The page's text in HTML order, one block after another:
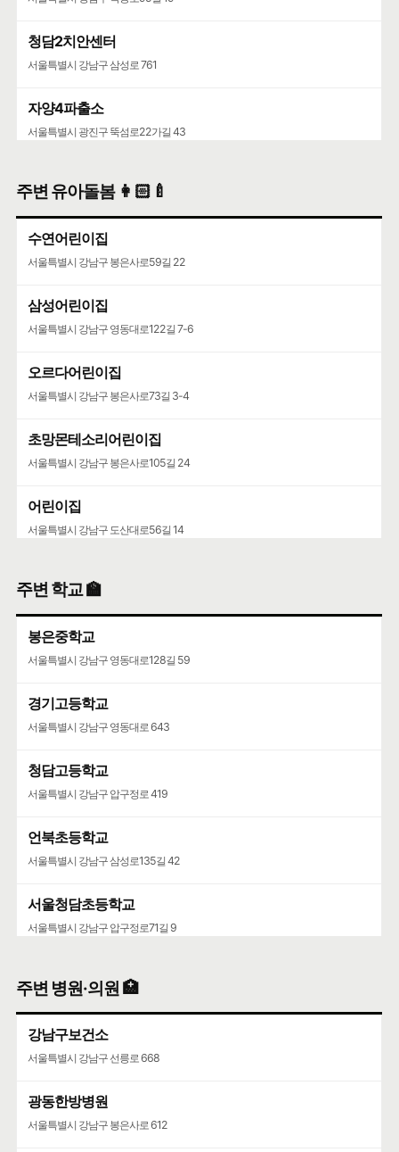
청담2치안센터
서울특별시 강남구 삼성로 761
자양4파출소
서울특별시 광진구 뚝섬로22가길 43
주변 유아돌봄 👩🏻‍🍼
수연어린이집
서울특별시 강남구 봉은사로59길 22
삼성어린이집
서울특별시 강남구 영동대로122길 7-6
오르다어린이집
서울특별시 강남구 봉은사로73길 3-4
초망몬테소리어린이집
서울특별시 강남구 봉은사로105길 24
어린이집
서울특별시 강남구 도산대로56길 14
서울특별시 강남구 압구정로77길 28
주변 학교 🏫
봉은중학교
서울특별시 강남구 영동대로128길 59
경기고등학교
서울특별시 강남구 영동대로 643
청담고등학교
서울특별시 강남구 압구정로 419
언북초등학교
서울특별시 강남구 삼성로135길 42
서울청담초등학교
서울특별시 강남구 압구정로71길 9
서울특별시 강남구 선릉로 742
청담중학교
서울특별시 강남구 압구정로61길 36
주변 병원·의원 🏥
강남구보건소
서울특별시 강남구 선릉로 668
광동한방병원
서울특별시 강남구 봉은사로 612